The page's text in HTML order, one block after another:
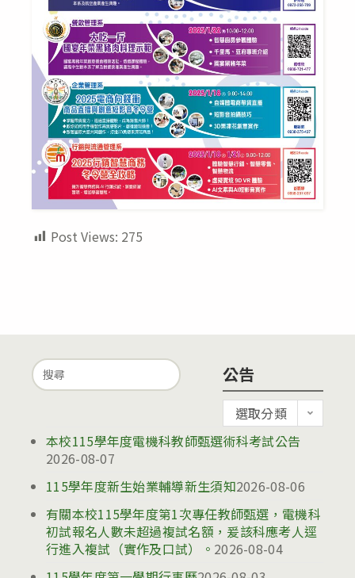
Post Views: 275
Search
for:
公告
告
選取分類
本校115學年度電機科教師甄選術科考試公告
2026-08-07
115學年度新生始業輔導新生須知2026-08-06
有關本校115學年度第1次專任教師甄選，電機科
初試報名人數未超過複試名額，爰該科應考人逕
行進入複試（實作及口試）。 2026-08-04